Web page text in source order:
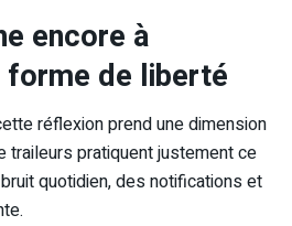
encore à
forme de liberté
réflexion prend une dimension
traileurs pratiquent justement ce
quotidien, des notifications et